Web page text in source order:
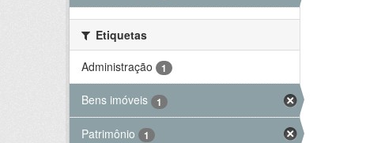
Etiquetas
Administração
1
Bens imóveis 1
Patrimônio 1